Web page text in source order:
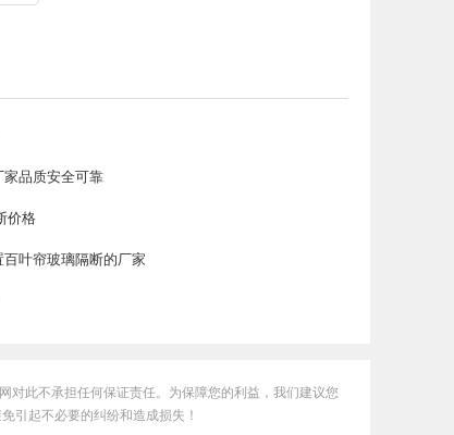
品质安全可靠
价格
叶帘玻璃隔断的厂家
对此不承担任何保证责任。为保障您的利益，我们建议您
引起不必要的纠纷和造成损失！